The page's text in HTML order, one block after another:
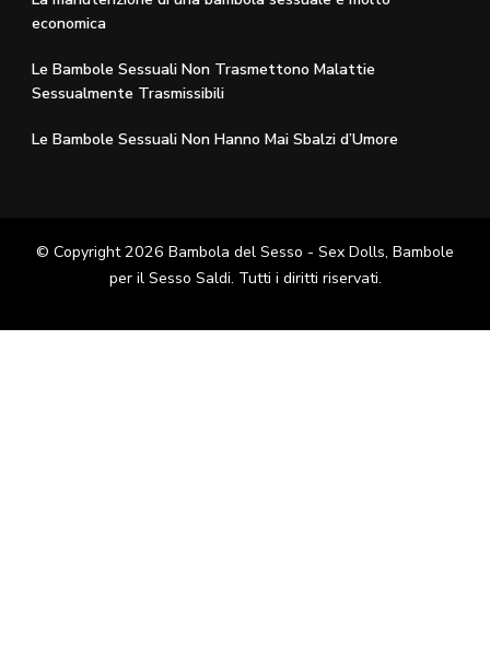
economica
Le Bambole Sessuali Non Trasmettono Malattie
Sessualmente Trasmissibili
Le Bambole Sessuali Non Hanno Mai Sbalzi d’Umore
© Copyright 2026 Bambola del Sesso - Sex Dolls​, Bambole
per il Sesso Saldi. Tutti i diritti riservati.